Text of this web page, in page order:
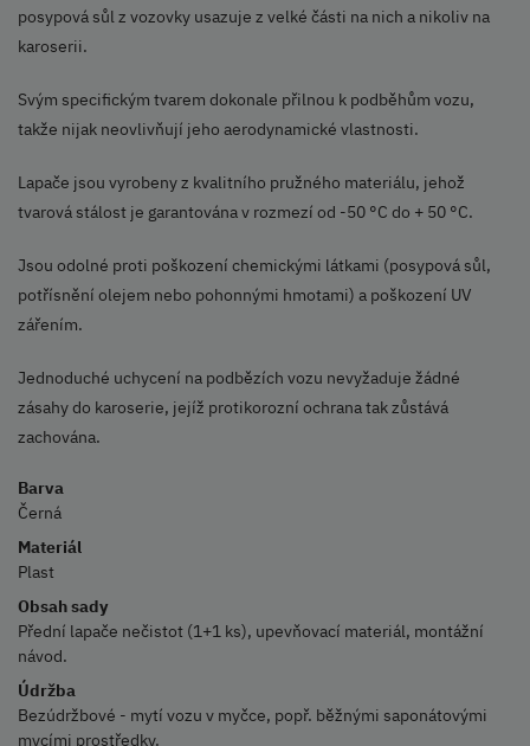
posypová sůl z vozovky usazuje z velké části na nich a nikoliv na
karoserii.
Svým specifickým tvarem dokonale přilnou k podběhům vozu,
takže nijak neovlivňují jeho aerodynamické vlastnosti.
Lapače jsou vyrobeny z kvalitního pružného materiálu, jehož
tvarová stálost je garantována v rozmezí od -50 °C do + 50 °C.
Jsou odolné proti poškození chemickými látkami (posypová sůl,
potřísnění olejem nebo pohonnými hmotami) a poškození UV
zářením.
Jednoduché uchycení na podbězích vozu nevyžaduje žádné
zásahy do karoserie, jejíž protikorozní ochrana tak zůstává
zachována.
Barva
Černá
Materiál
Plast
Obsah sady
Přední lapače nečistot (1+1 ks), upevňovací materiál, montážní
návod.
Údržba
Bezúdržbové - mytí vozu v myčce, popř. běžnými saponátovými
mycími prostředky.